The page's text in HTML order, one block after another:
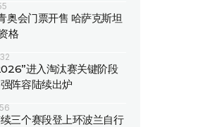
奥会门票开售 哈萨克斯坦
格
进入淘汰赛关键阶段
阵容陆续出炉
三个赛段登上环波兰自行